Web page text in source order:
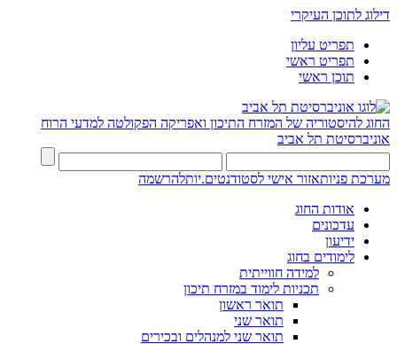
דילוג לתוכן העיקרי
תפריט עליון
תפריט ראשי
תוכן ראשי
החוג להיסטוריה של המזרח התיכון ואפריקה הפקולטה למדעי הרוח
אוניברסיטת תל אביב
מערכת פניותאזור אישי לסטודנטים.יותלהרשמה
אודות החוג
עדכונים
ידיעון
לימודים בחוג
למידה חווייתית
תכניות לימוד במזרח תיכון
תואר ראשון
תואר שני
תואר שני למנהלים ובכירים